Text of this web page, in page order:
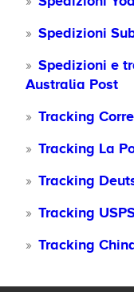
Spedizioni
Spedizioni e
Australia Post
Tracking
Tracking La
Tracking
Tracking
Tracking